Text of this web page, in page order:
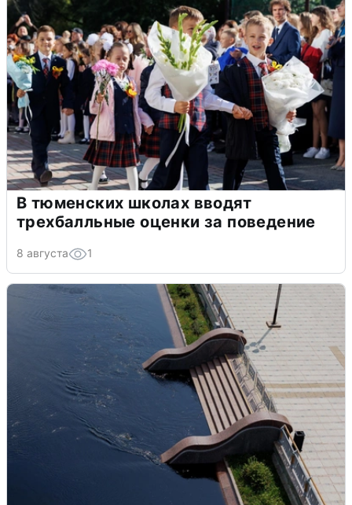
В тюменских школах вводят
трехбалльные оценки за поведение
8 августа 1